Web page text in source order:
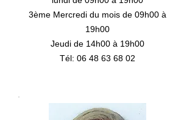
3ème Mercredi du mois de 09h00 à
19h00
Jeudi de 14h00 à 19h00
Tél: 06 48 63 68 02